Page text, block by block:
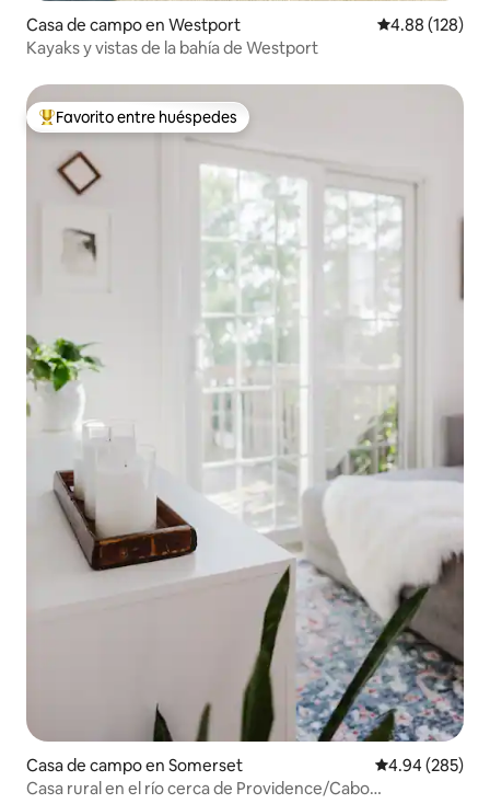
Casa de campo en Westport Calificación
4.88 (128)
Kayaks y vistas de la bahía de Westport
Favorito entre huéspedes preferido
Favorito entre huéspedes
Casa de campo en Somerset Calificación
4.94 (285)
Casa rural en el río cerca de Providence/Cabo